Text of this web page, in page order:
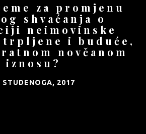
za promjenu
shvaćanja o
neimovinske
i buduće,
novčanom
iznosu?
STUDENOGA, 2017